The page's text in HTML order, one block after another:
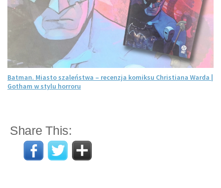
Batman. Miasto szaleństwa – recenzja komiksu Christiana Warda |
Gotham w stylu horroru
Share This: